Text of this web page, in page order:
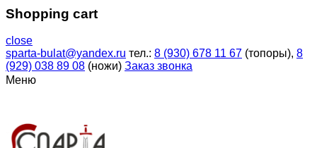
Shopping cart
close
sparta-bulat@yandex.ru тел.: 8 (930) 678 11 67 (топоры), 8
(929) 038 89 08 (ножи) Заказ звонка
Меню